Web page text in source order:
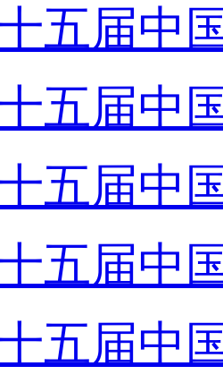
五届中
五届中
五届中
五届中
五届中